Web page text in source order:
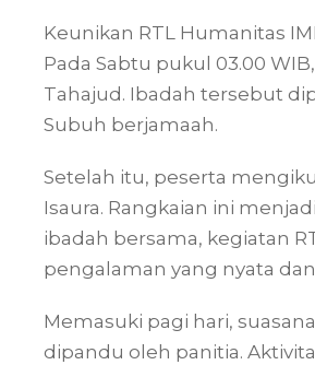
Keunikan RTL Humanitas
Pada Sabtu pukul 03.00
Tahajud. Ibadah tersebut
Subuh berjamaah.
Setelah itu, peserta
Isaura. Rangkaian ini
ibadah bersama, kegiatan
pengalaman yang nyata
Memasuki pagi hari,
dipandu oleh panitia.